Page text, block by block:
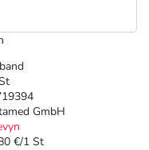
GmbH
€/1 St